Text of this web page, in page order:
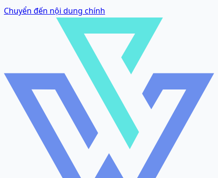
Chuyển đến nội dung chính